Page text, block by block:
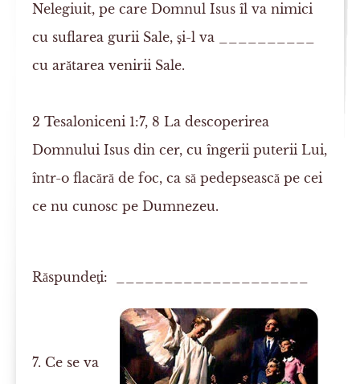
Nelegiuit, pe care Domnul Isus îl va nimici
cu suflarea gurii Sale, şi-l va __________
cu arătarea venirii Sale.
2 Tesaloniceni 1:7, 8 La descoperirea
Domnului Isus din cer, cu îngerii puterii Lui,
într-oflacără de foc, ca să pedepsească pe cei
ce nu cunosc pe Dumnezeu.
Răspundeţi: ____________________
7. Ce se va